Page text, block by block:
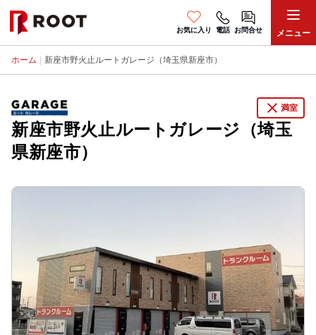
お気に入り 電話 お問合せ メニュー
ホーム 新座市野火止ルートガレージ（埼玉県新座市）
close 満室
新座市野火止ルートガレージ（埼玉
県新座市）